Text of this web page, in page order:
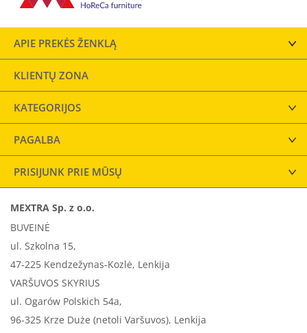
APIE PREKĖS ŽENKLĄ
KLIENTŲ ZONA
KATEGORIJOS
PAGALBA
PRISIJUNK PRIE MŪSŲ
MEXTRA Sp. z o.o.
BUVEINĖ
ul. Szkolna 15,
47-225 Kendzežynas-Kozlė, Lenkija
VARŠUVOS SKYRIUS
ul. Ogarów Polskich 54a,
96-325 Krze Duże (netoli Varšuvos), Lenkija